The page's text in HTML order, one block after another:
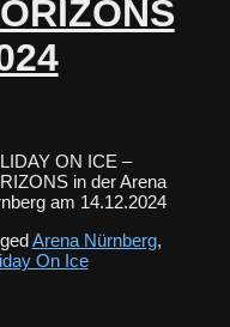
ON ICE –
in der Arena
am 14.12.2024
Arena Nürnberg,
On Ice